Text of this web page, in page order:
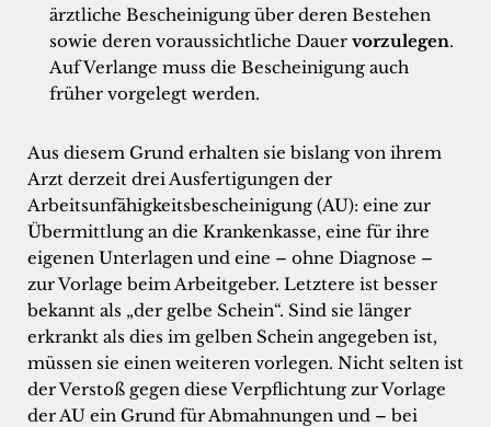
ärztliche Bescheinigung über deren Bestehen
sowie deren voraussichtliche Dauer vorzulegen.
Auf Verlange muss die Bescheinigung auch
früher vorgelegt werden.
Aus diesem Grund erhalten sie bislang von ihrem
Arzt derzeit drei Ausfertigungen der
Arbeitsunfähigkeitsbescheinigung (AU): eine zur
Übermittlung an die Krankenkasse, eine für ihre
eigenen Unterlagen und eine – ohne Diagnose –
zur Vorlage beim Arbeitgeber. Letztere ist besser
bekannt als „der gelbe Schein“. Sind sie länger
erkrankt als dies im gelben Schein angegeben ist,
müssen sie einen weiteren vorlegen. Nicht selten ist
der Verstoß gegen diese Verpflichtung zur Vorlage
der AU ein Grund für Abmahnungen und – bei